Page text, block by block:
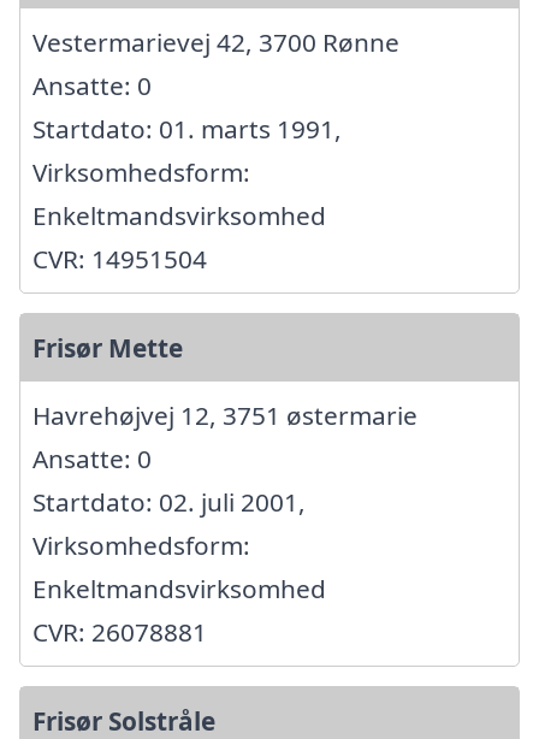
Vestermarievej 42, 3700 Rønne
Ansatte: 0
Startdato: 01. marts 1991,
Virksomhedsform:
Enkeltmandsvirksomhed
CVR: 14951504
Frisør Mette
Havrehøjvej 12, 3751 østermarie
Ansatte: 0
Startdato: 02. juli 2001,
Virksomhedsform:
Enkeltmandsvirksomhed
CVR: 26078881
Frisør Solstråle